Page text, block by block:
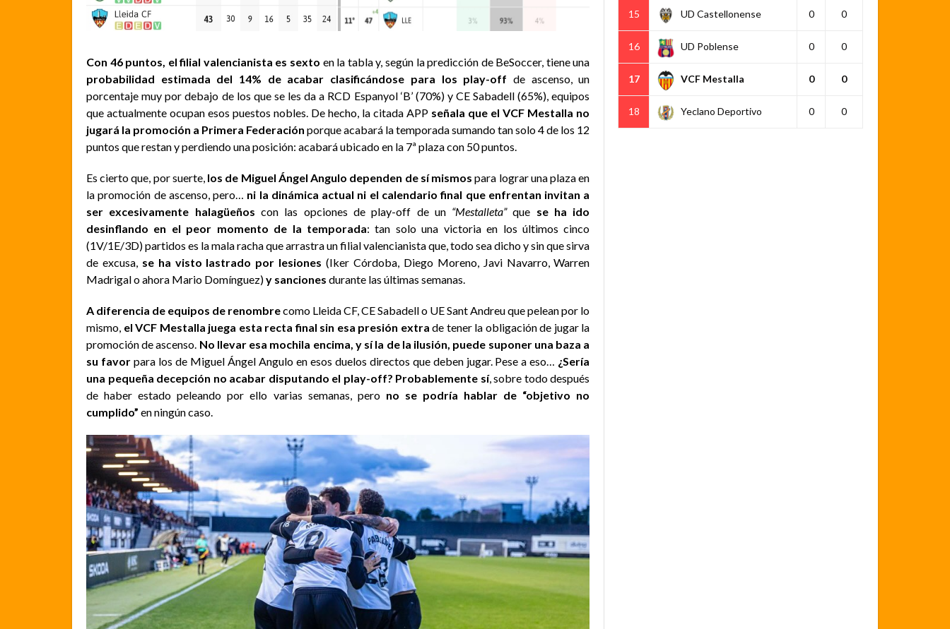
Con 46 puntos, el filial valencianista es sexto en la tabla y, según la predicción de BeSoccer, tiene una
probabilidad estimada del 14% de acabar clasificándose para los play-off de ascenso, un
porcentaje muy por debajo de los que se les da a RCD Espanyol ‘B’ (70%) y CE Sabadell (65%), equipos
que actualmente ocupan esos puestos nobles. De hecho, la citada APP señala que el VCF Mestalla no
jugará la promoción a Primera Federación porque acabará la temporada sumando tan solo 4 de los 12
puntos que restan y perdiendo una posición: acabará ubicado en la 7ª plaza con 50 puntos.
Es cierto que, por suerte, los de Miguel Ángel Angulo dependen de sí mismos para lograr una plaza en
la promoción de ascenso, pero… ni la dinámica actual ni el calendario final que enfrentan invitan a
ser excesivamente halagüeños con las opciones de play-off de un “Mestalleta”que se ha ido
desinflando en el peor momento de la temporada: tan solo una victoria en los últimos cinco
(1V/1E/3D) partidos es la mala racha que arrastra un filial valencianista que, todo sea dicho y sin que sirva
de excusa, se ha visto lastrado por lesiones (Iker Córdoba, Diego Moreno, Javi Navarro, Warren
Madrigal o ahora Mario Domínguez)y sanciones durante las últimas semanas.
A diferencia de equipos de renombrecomo Lleida CF, CE Sabadell o UE Sant Andreu que pelean por lo
mismo, el VCF Mestalla juega esta recta final sin esa presión extra de tener la obligación de jugar la
promoción de ascenso. No llevar esa mochila encima, y sí la de la ilusión, puede suponer una baza a
su favorpara los de Miguel Ángel Angulo en esos duelos directos que deben jugar. Pese a eso… ¿Sería
una pequeña decepción no acabar disputando el play-off? Probablemente sí, sobre todo después
de haber estado peleando por ello varias semanas, pero no se podría hablar de “objetivo no
cumplido” en ningún caso.
15 UD Castellonense 0 0
16 UD Poblense 0 0
17 VCF Mestalla 0 0
18 Yeclano Deportivo 0 0